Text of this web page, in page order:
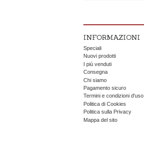
INFORMAZIONI
Speciali
Nuovi prodotti
I più venduti
Consegna
Chi siamo
Pagamento sicuro
Termini e condizioni d'uso
Politica di Cookies
Politica sulla Privacy
Mappa del sito